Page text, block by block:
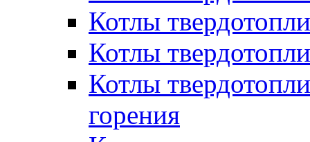
Котлы
Котлы
Котлы
горения